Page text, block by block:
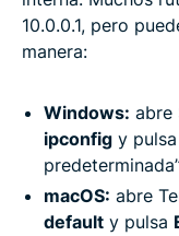
10.0.0.1, pero
manera:
Windows: abre
ipconfig y pulsa
macOS: abre
default y pulsa